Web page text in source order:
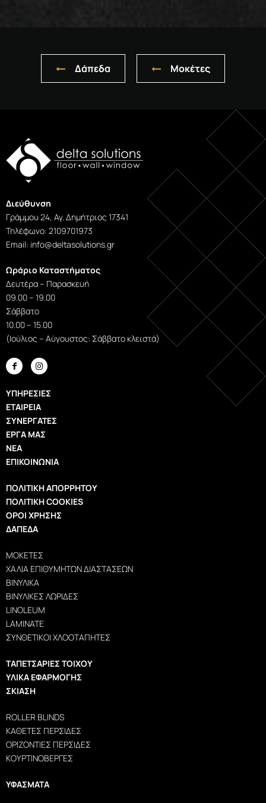
Δάπεδα Μοκέτες
Διεύθυνση
Γράμμου 24, Αγ. Δημήτριος 17341
Τηλέφωνο: 2109701973
Εmail: info@deltasolutions.gr
Ωράριο Καταστήματος
Δευτέρα – Παρασκευή
09.00 – 19.00
Σάββατο
10.00 – 15.00
(Ιούλιος – Αύγουστος: Σάββατο κλειστά)
 
ΥΠΗΡΕΣΊΕΣ
ΕΤΑΙΡΕΊΑ
ΣΥΝΕΡΓΆΤΕΣ
ΈΡΓΑ ΜΑΣ
ΝΈΑ
ΕΠΙΚΟΙΝΩΝΊΑ
ΠΟΛΙΤΙΚΉ ΑΠΟΡΡΉΤΟΥ
ΠΟΛΙΤΙΚΉ COOKIES
ΌΡΟΙ ΧΡΉΣΗΣ
ΔΆΠΕΔΑ
ΜΟΚΈΤΕΣ
ΧΑΛΙΆ ΕΠΙΘΥΜΗΤΏΝ ΔΙΑΣΤΆΣΕΩΝ
ΒΙΝΥΛΙΚΆ
ΒΙΝΥΛΙΚΈΣ ΛΩΡΊΔΕΣ
LINOLEUM
LAMINATE
ΣΥΝΘΕΤΙΚΟΊ ΧΛΟΟΤΆΠΗΤΕΣ
ΤΑΠΕΤΣΑΡΊΕΣ ΤΟΊΧΟΥ
ΥΛΙΚΆ ΕΦΑΡΜΟΓΉΣ
ΣΚΊΑΣΗ
ROLLER BLINDS
ΚΆΘΕΤΕΣ ΠΕΡΣΊΔΕΣ
ΟΡΙΖΌΝΤΙΕΣ ΠΕΡΣΊΔΕΣ
ΚΟΥΡΤΙΝΌΒΕΡΓΕΣ
ΥΦΆΣΜΑΤΑ